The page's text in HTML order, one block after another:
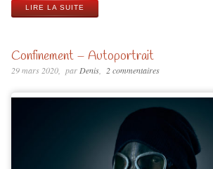
LIRE LA SUITE
Confinement – Autoportrait
29 mars 2020 par Denis 2 commentaires